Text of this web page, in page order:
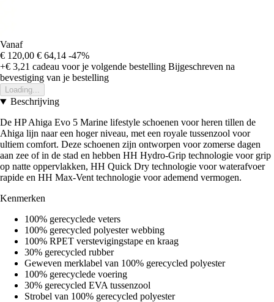
Vanaf
€ 120,00 € 64,14 -47%
+€ 3,21 cadeau voor je volgende bestelling Bijgeschreven na
bevestiging van je bestelling
Loading...
Beschrijving
De HP Ahiga Evo 5 Marine lifestyle schoenen voor heren tillen de
Ahiga lijn naar een hoger niveau, met een royale tussenzool voor
ultiem comfort. Deze schoenen zijn ontworpen voor zomerse dagen
aan zee of in de stad en hebben HH Hydro-Grip technologie voor grip
op natte oppervlakken, HH Quick Dry technologie voor waterafvoer
rapide en HH Max-Vent technologie voor ademend vermogen.
Kenmerken
100% gerecyclede veters
100% gerecycled polyester webbing
100% RPET verstevigingstape en kraag
30% gerecycled rubber
Geweven merklabel van 100% gerecycled polyester
100% gerecyclede voering
30% gerecycled EVA tussenzool
Strobel van 100% gerecycled polyester